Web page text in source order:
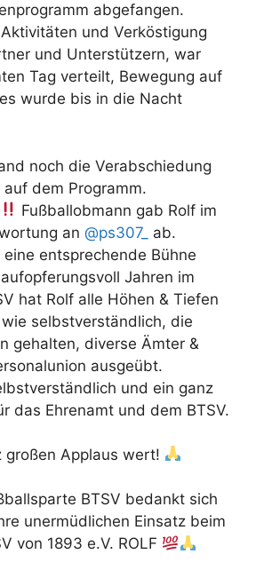
abgefangen.
und Verköstigung
und Unterstützern, war
Tag verteilt, Bewegung auf
wurde bis in die Nacht
noch die Verabschiedung
dem Programm.
Fußballobmann gab Rolf im
an @ps307_ ab.
eine entsprechende Bühne
Jahren im
hat Rolf alle Höhen & Tiefen
selbstverständlich, die
gehalten, diverse Ämter &
ausgeübt.
und ein ganz
das Ehrenamt und dem BTSV.
großen Applaus wert!
BTSV bedankt sich
unermüdlichen Einsatz beim
von 1893 e.V. ROLF